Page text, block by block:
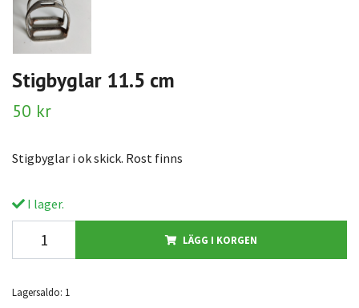
Stigbyglar 11.5 cm
50 kr
Stigbyglar i ok skick. Rost finns
I lager.
LÄGG I KORGEN
Lagersaldo: 1